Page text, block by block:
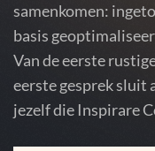
samenkomen:
basis
Van de eerste
eerste gesprek sluit
jezelf die Inspirare